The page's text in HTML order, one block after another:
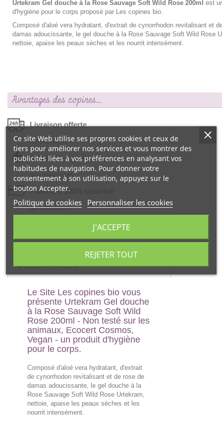
Urtekram Gel douche à la Rose Sauvage Soft Wild Rose 200ml est
d'hygiène pour le corps proposé par Les copines bio.
Composé d'aloé vera hydratant, d'extrait de cynorrhodon revitalisant et
damas adoucissante, le gel douche à la Rose Sauvage Soft Wild Rose
nettoie, apaise les peaux sèches et les nourrit intensément.
Avantages des copines…
Livraison offerte
dés 55€ d‘achat !
Satisfait ou remboursé
99% d‘avis positifs
Paiement 100% sécurisé
par la Banque CIC
DESCRIPTION
Le Site Les copines bio vous
présente Urtekram Gel douche
à la Rose Sauvage Soft Wild
Rose 200ml - Non testé sur les
animaux, Ecocert Cosmos,
Vegan - un produit d'hygiène
pour le corps.
Composé d'aloé vera hydratant, d'extrait
de cynorrhodon revitalisant et de rose de
damas adoucissante, le gel douche à la
Rose Sauvage Soft Wild Rose Urtekram,
nettoie, apaise les peaux sèches et les
nourrit intensément.
Ce site Web utilise ses propres cookies et ceux de
tiers pour améliorer nos services et vous montrer des
publicités liées à vos préférences en analysant vos
habitudes de navigation. Pour donner votre
consentement à son utilisation, appuyez sur le
bouton Accepter.
Politique de cookies Personnaliser les cookies
REJETER TOUT
J'ACCEPTE